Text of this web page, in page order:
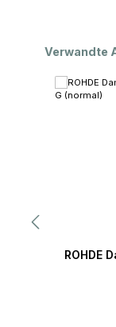
Produktgalerie
Verwandte
ROHDE